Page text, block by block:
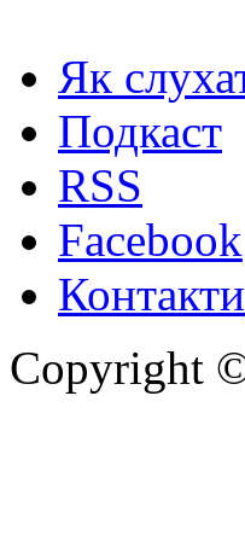
Як
Подкаст
RSS
Facebook
Контакти
Copyright